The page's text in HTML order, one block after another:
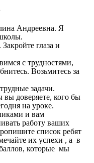
Андреевна. Я
глаза и
с трудностями,
Возьмитесь за
задачи.
доверяете, кого бы
на уроке.
и вам
работу ваших
список ребят
их успехи , а в
которые мы